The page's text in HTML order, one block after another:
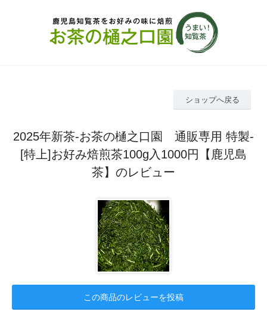
ショップへ戻る
2025年新茶-お茶の樋之口園 通販専用 特製-
[特上]お好み焙煎茶100g入1000円【鹿児島
茶】のレビュー
この商品のレビューを投稿